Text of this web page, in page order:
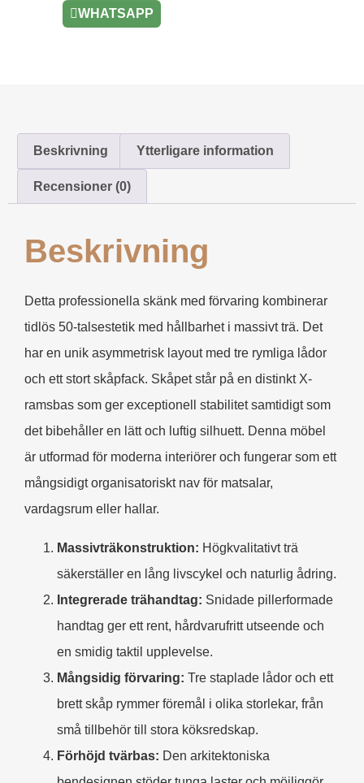
WHATSAPP
Beskrivning Ytterligare information
Recensioner (0)
Beskrivning
Detta professionella skänk med förvaring kombinerar
tidlös 50-talsestetik med hållbarhet i massivt trä. Det
har en unik asymmetrisk layout med tre rymliga lådor
och ett stort skåpfack. Skåpet står på en distinkt X-
ramsbas som ger exceptionell stabilitet samtidigt som
det bibehåller en lätt och luftig silhuett. Denna möbel
är utformad för moderna interiörer och fungerar som ett
mångsidigt organisatoriskt nav för matsalar,
vardagsrum eller hallar.
Massivträkonstruktion: Högkvalitativt trä
säkerställer en lång livscykel och naturlig ådring.
Integrerade trähandtag: Snidade pillerformade
handtag ger ett rent, hårdvarufritt utseende och
en smidig taktil upplevelse.
Mångsidig förvaring: Tre staplade lådor och ett
brett skåp rymmer föremål i olika storlekar, från
små tillbehör till stora köksredskap.
Förhöjd tvärbas: Den arkitektoniska